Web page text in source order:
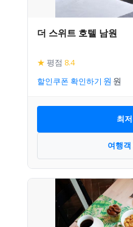
더 스위트 호텔 남원
★ 평점 8.4
할인쿠폰 확인하기
최
여행